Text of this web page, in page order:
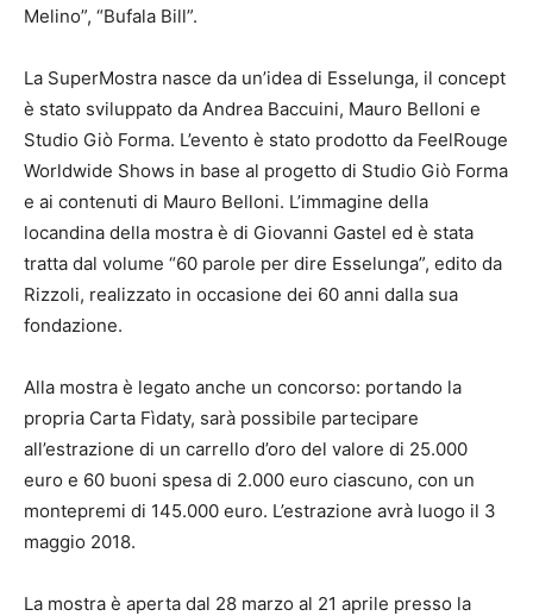
Melino”, “Bufala Bill”.
La SuperMostra nasce da un’idea di Esselunga, il concept
è stato sviluppato da Andrea Baccuini, Mauro Belloni e
Studio Giò Forma. L’evento è stato prodotto da FeelRouge
Worldwide Shows in base al progetto di Studio Giò Forma
e ai contenuti di Mauro Belloni. L’immagine della
locandina della mostra è di Giovanni Gastel ed è stata
tratta dal volume “60 parole per dire Esselunga”, edito da
Rizzoli, realizzato in occasione dei 60 anni dalla sua
fondazione.
Alla mostra è legato anche un concorso: portando la
propria Carta Fìdaty, sarà possibile partecipare
all’estrazione di un carrello d’oro del valore di 25.000
euro e 60 buoni spesa di 2.000 euro ciascuno, con un
montepremi di 145.000 euro. L’estrazione avrà luogo il 3
maggio 2018.
La mostra è aperta dal 28 marzo al 21 aprile presso la